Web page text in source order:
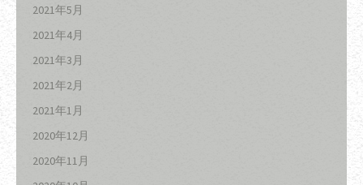
2021年5月
2021年4月
2021年3月
2021年2月
2021年1月
2020年12月
2020年11月